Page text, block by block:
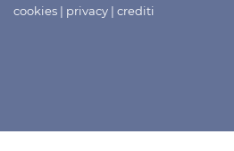
cookies | privacy | crediti